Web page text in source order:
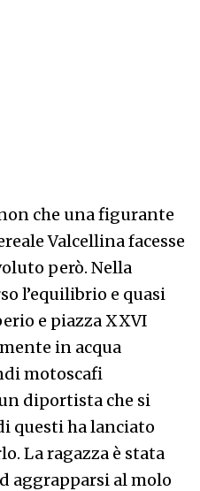
che una figurante
Valcellina facesse
però. Nella
l’equilibrio e quasi
e piazza XXVI
in acqua
motoscafi
diportista che si
questi ha lanciato
La ragazza è stata
aggrapparsi al molo